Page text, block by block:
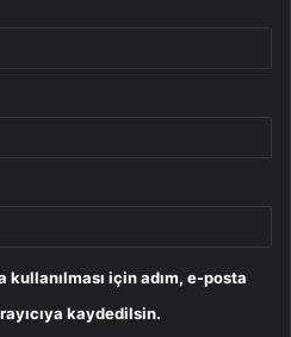
kullanılması için adım, e-posta
kaydedilsin.